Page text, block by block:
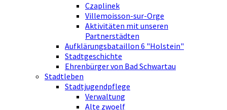
Czaplinek
Villemoisson-sur-Orge
Aktivitäten mit unseren
Partnerstädten
Aufklärungsbataillon 6 "Holstein"
Stadtgeschichte
Ehrenbürger von Bad Schwartau
Stadtleben
Stadtjugendpflege
Verwaltung
Alte zwoelf